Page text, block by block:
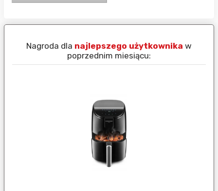
Nagroda dla najlepszego użytkownika w
poprzednim miesiącu: